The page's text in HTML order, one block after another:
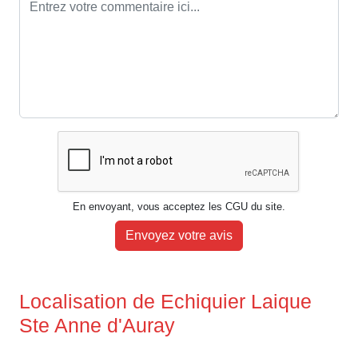
En envoyant, vous acceptez les CGU du site.
Envoyez votre avis
Localisation de Echiquier Laique
Ste Anne d'Auray